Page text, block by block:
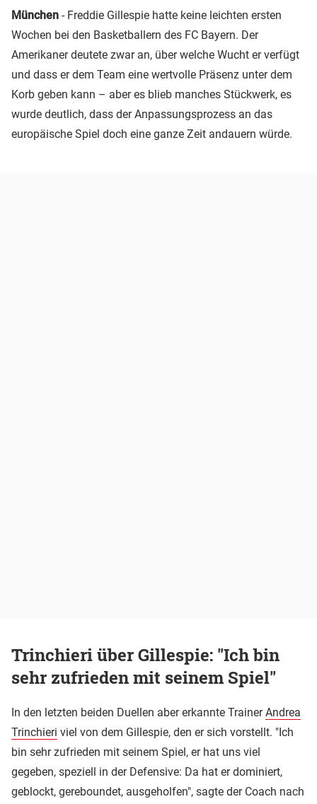
München - Freddie Gillespie hatte keine leichten ersten
Wochen bei den Basketballern des FC Bayern. Der
Amerikaner deutete zwar an, über welche Wucht er verfügt
und dass er dem Team eine wertvolle Präsenz unter dem
Korb geben kann – aber es blieb manches Stückwerk, es
wurde deutlich, dass der Anpassungsprozess an das
europäische Spiel doch eine ganze Zeit andauern würde.
Trinchieri über Gillespie: "Ich bin
sehr zufrieden mit seinem Spiel"
In den letzten beiden Duellen aber erkannte TrainerAndrea
Trinchieri viel von dem Gillespie, den er sich vorstellt. "Ich
bin sehr zufrieden mit seinem Spiel, er hat uns viel
gegeben, speziell in der Defensive: Da hat er dominiert,
geblockt, gereboundet, ausgeholfen", sagte der Coach nach